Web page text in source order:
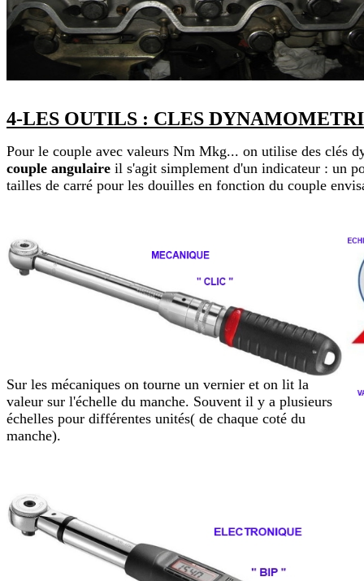
4-LES OUTILS : CLES
Pour le couple avec valeurs Nm Mkg... on utilise des clés
couple angulaire il s'agit simplement d'un indicateur : un
tailles de carré pour les douilles en fonction du couple
Sur les mécaniques on tourne un vernier et on lit la
valeur sur l'échelle du manche. Souvent il y a plusieurs
échelles pour différentes unités( de chaque coté du
manche).